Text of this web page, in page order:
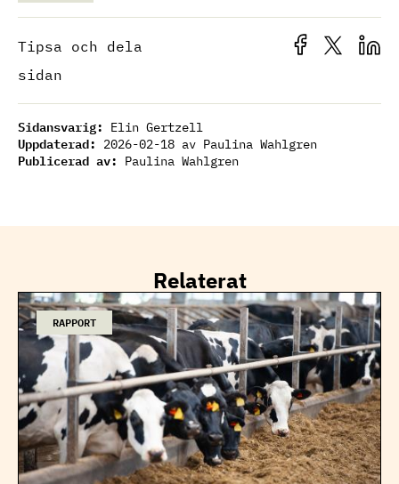
Tipsa och dela
sidan
Sidansvarig: Elin Gertzell
Uppdaterad: 2026-02-18 av Paulina Wahlgren
Publicerad av: Paulina Wahlgren
Relaterat
RAPPORT